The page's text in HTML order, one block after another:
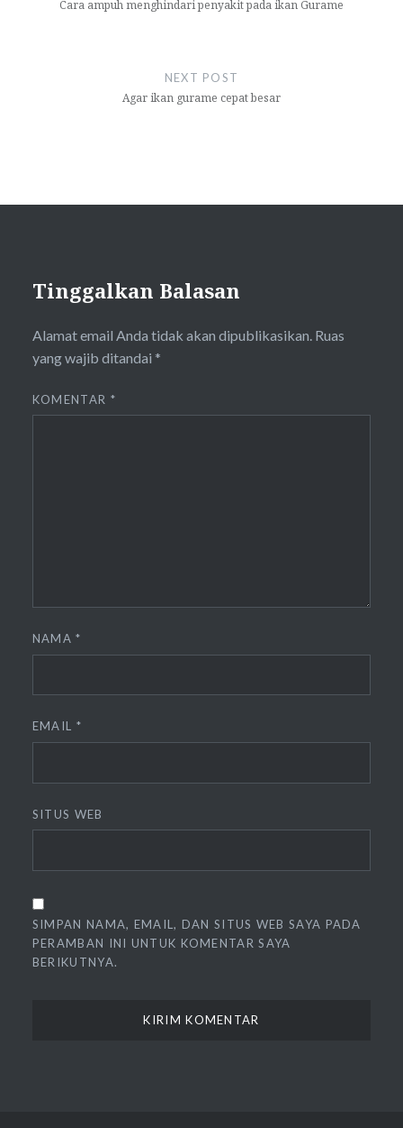
Cara ampuh menghindari penyakit pada ikan Gurame
NEXT POST
Agar ikan gurame cepat besar
Tinggalkan Balasan
Alamat email Anda tidak akan dipublikasikan. Ruas
yang wajib ditandai *
KOMENTAR *
NAMA*
EMAIL *
SITUS WEB
SIMPAN NAMA, EMAIL, DAN SITUS WEB SAYA PADA
PERAMBAN INI UNTUK KOMENTAR SAYA
BERIKUTNYA.